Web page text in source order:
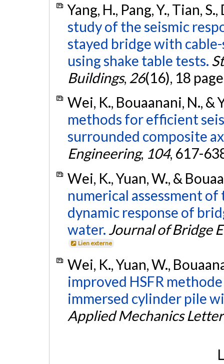
Yang, H., Pang, Y., Tian,
study of the seismic
stayed bridge with
using shake table tests.
Buildings, 26(16), 18
Wei, K., Bouaanani, N., &
methods for efficient
surrounded composite
Engineering, 104, 617-
Wei, K., Yuan, W., &
numerical assessment
dynamic response of
water. Journal of Bridge
Lien externe
Wei, K., Yuan, W.,
improved HSFR
immersed cylinder pile
Applied Mechanics